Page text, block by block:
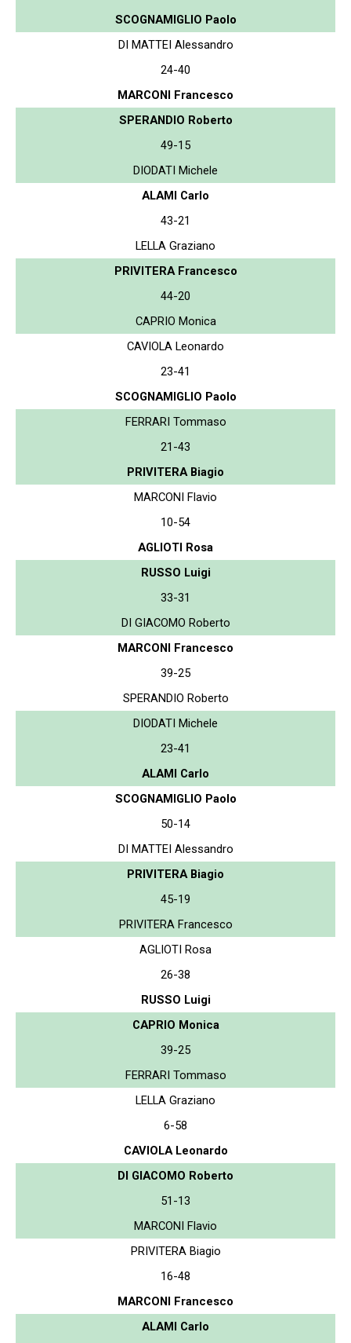
SCOGNAMIGLIO Paolo
DI MATTEI Alessandro
24-40
MARCONI Francesco
SPERANDIO Roberto
49-15
DIODATI Michele
ALAMI Carlo
43-21
LELLA Graziano
PRIVITERA Francesco
44-20
CAPRIO Monica
CAVIOLA Leonardo
23-41
SCOGNAMIGLIO Paolo
FERRARI Tommaso
21-43
PRIVITERA Biagio
MARCONI Flavio
10-54
AGLIOTI Rosa
RUSSO Luigi
33-31
DI GIACOMO Roberto
MARCONI Francesco
39-25
SPERANDIO Roberto
DIODATI Michele
23-41
ALAMI Carlo
SCOGNAMIGLIO Paolo
50-14
DI MATTEI Alessandro
PRIVITERA Biagio
45-19
PRIVITERA Francesco
AGLIOTI Rosa
26-38
RUSSO Luigi
CAPRIO Monica
39-25
FERRARI Tommaso
LELLA Graziano
6-58
CAVIOLA Leonardo
DI GIACOMO Roberto
51-13
MARCONI Flavio
PRIVITERA Biagio
16-48
MARCONI Francesco
ALAMI Carlo